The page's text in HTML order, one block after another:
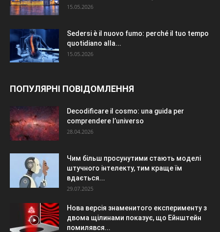
15.05.2026
Sedersi è il nuovo fumo: perché il tuo tempo
quotidiano alla...
15.05.2026
ПОПУЛЯРНІ ПОВІДОМЛЕННЯ
Decodificare il cosmo: una guida per
comprendere l’universo
28.04.2026
Чим більш просунутими стають моделі
штучного інтелекту, тим краще їм
вдається...
29.07.2025
Нова версія знаменитого експерименту з
двома щілинами показує, що Ейнштейн
помилявся...